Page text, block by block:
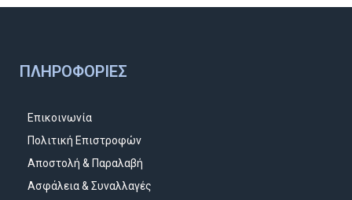
ΠΛΗΡΟΦΟΡΊΕΣ
Επικοινωνία
Πολιτική Επιστροφών
Αποστολή & Παραλαβή
Ασφάλεια & Συναλλαγές